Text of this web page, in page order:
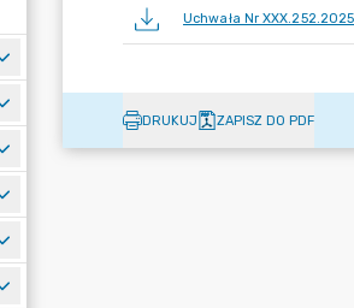
Uchwała Nr
DRUKUJ ZAPISZ DO PDF